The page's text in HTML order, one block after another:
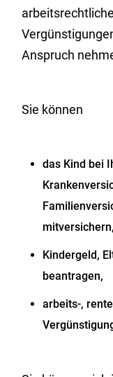
Anspruch
Sie können
das Kind bei
mitversichern,
Kindergeld,
beantragen,
arbeits-,